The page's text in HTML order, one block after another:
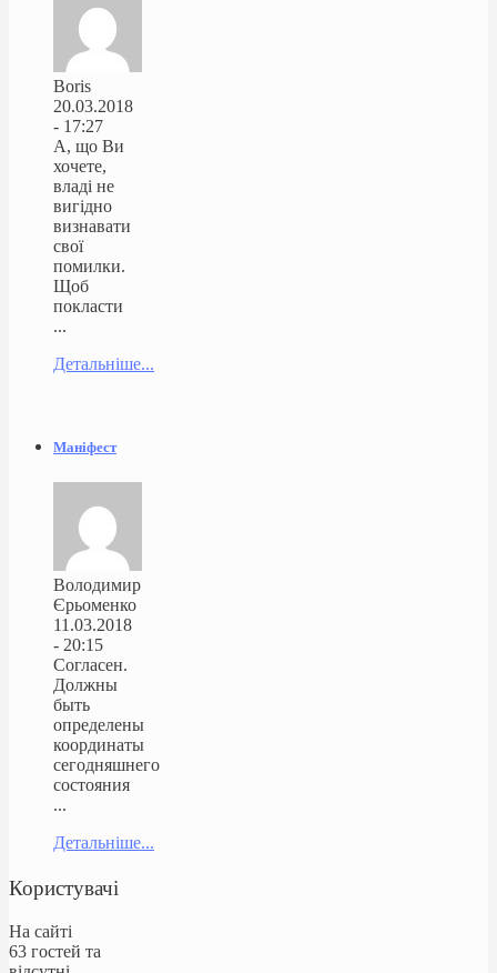
Boris
20.03.2018
- 17:27
А, що Ви
хочете,
владі не
вигідно
визнавати
свої
помилки.
Щоб
покласти
...
Детальніше...
Маніфест
Володимир
Єрьоменко
11.03.2018
- 20:15
Согласен.
Должны
быть
определены
координаты
сегодняшнего
состояния
...
Детальніше...
Користувачі
На сайті
63 гостей та